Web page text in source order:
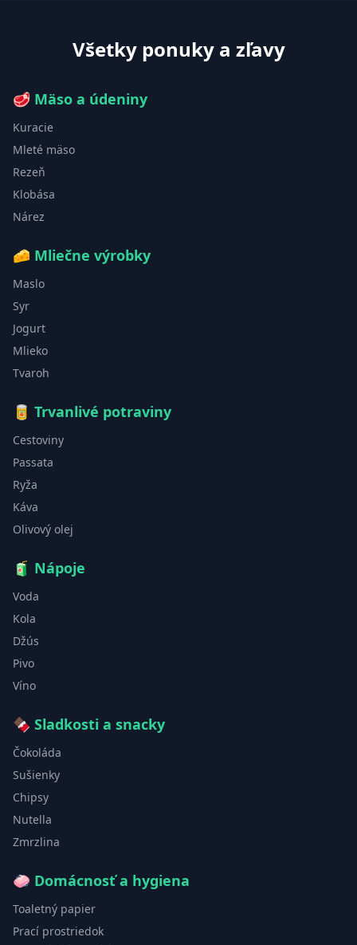
Všetky ponuky a zľavy
🥩 Mäso a údeniny
Kuracie
Mleté mäso
Rezeň
Klobása
Nárez
🧀 Mliečne výrobky
Maslo
Syr
Jogurt
Mlieko
Tvaroh
🥫 Trvanlivé potraviny
Cestoviny
Passata
Ryža
Káva
Olivový olej
🧃 Nápoje
Voda
Kola
Džús
Pivo
Víno
🍫 Sladkosti a snacky
Čokoláda
Sušienky
Chipsy
Nutella
Zmrzlina
🧼 Domácnosť a hygiena
Toaletný papier
Prací prostriedok